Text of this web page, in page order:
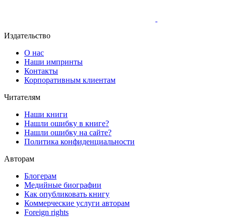
Издательство
О нас
Наши импринты
Контакты
Корпоративным клиентам
Читателям
Наши книги
Нашли ошибку в книге?
Нашли ошибку на сайте?
Политика конфиденциальности
Авторам
Блогерам
Медийные биографии
Как опубликовать книгу
Коммерческие услуги авторам
Foreign rights